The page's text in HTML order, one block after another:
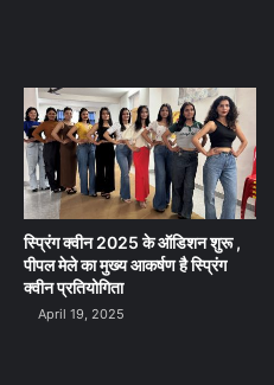
स्प्रिंग क्वीन 2025 के ऑडिशन शुरू ,
पीपल मेले का मुख्य आकर्षण है स्प्रिंग
क्वीन प्रतियोगिता
April 19, 2025